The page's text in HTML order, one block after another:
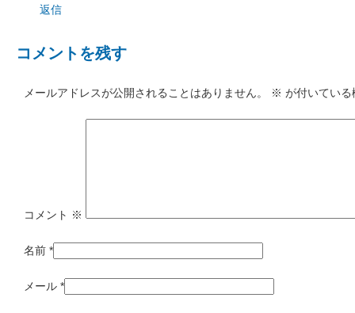
返信
コメントを残す
メールアドレスが公開されることはありません。 ※ が付いてい
コメント ※
名前 *
メール *